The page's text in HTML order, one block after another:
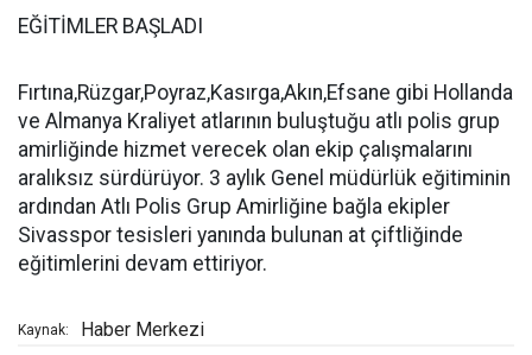
EĞİTİMLER BAŞLADI
Fırtına,Rüzgar,Poyraz,Kasırga,Akın,Efsane gibi Hollanda
ve Almanya Kraliyet atlarının buluştuğu atlı polis grup
amirliğinde hizmet verecek olan ekip çalışmalarını
aralıksız sürdürüyor. 3 aylık Genel müdürlük eğitiminin
ardından Atlı Polis Grup Amirliğine bağla ekipler
Sivasspor tesisleri yanında bulunan at çiftliğinde
eğitimlerini devam ettiriyor.
Kaynak: Haber Merkezi